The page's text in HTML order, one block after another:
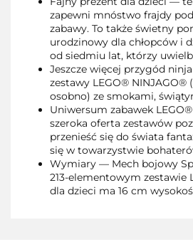
zapewni mnóstwo frajdy
zabawy. To także świetny
urodzinowy dla chłopców i
od siedmiu lat, którzy
Jeszcze więcej przygód
zestawy LEGO® NINJAGO®
osobno) ze smokami,
Uniwersum zabawek
szeroka oferta zestawów
przenieść się do świata
się w towarzystwie
Wymiary — Mech bojowy
213-elementowym zestawie
dla dzieci ma 16 cm